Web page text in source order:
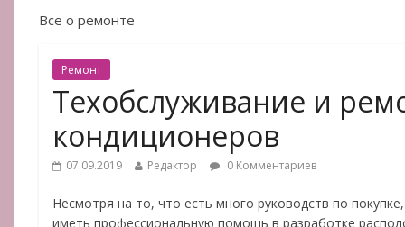
Все о ремонте
Ремонт
Техобслуживание и
кондиционеров
07.09.2019 Редактор 0 Комментариев
Несмотря на то, что есть много руководств по
иметь профессиональную помощь в разработке